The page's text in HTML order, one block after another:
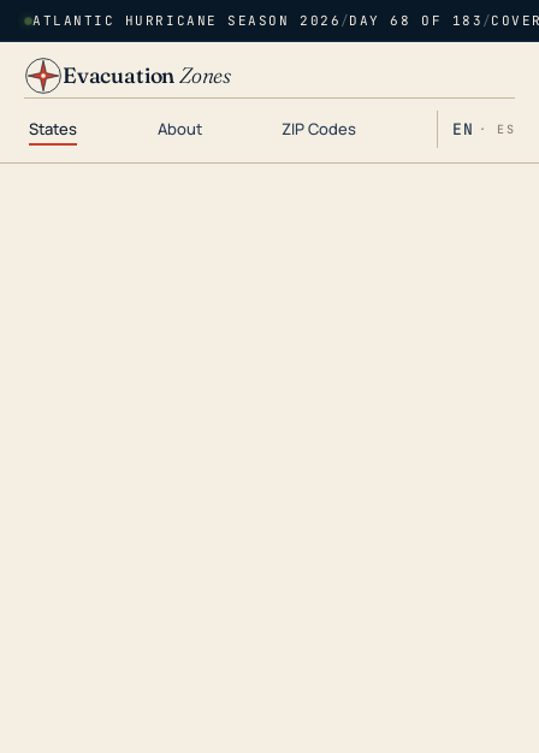
ATLANTIC HURRICANE SEASON 2026 /DAY 68 OF 183 /
EvacuationZones
States About ZIP Codes EN · ES